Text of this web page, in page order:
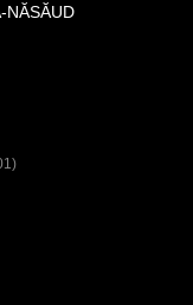
NĂSĂUD